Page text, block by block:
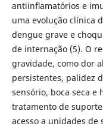
antiinﬂamatórios e
uma evolução clínica
dengue grave e
de internação (5). O
gravidade, como dor
persistentes, palidez
sensório, boca seca e
tratamento de
acesso a unidades